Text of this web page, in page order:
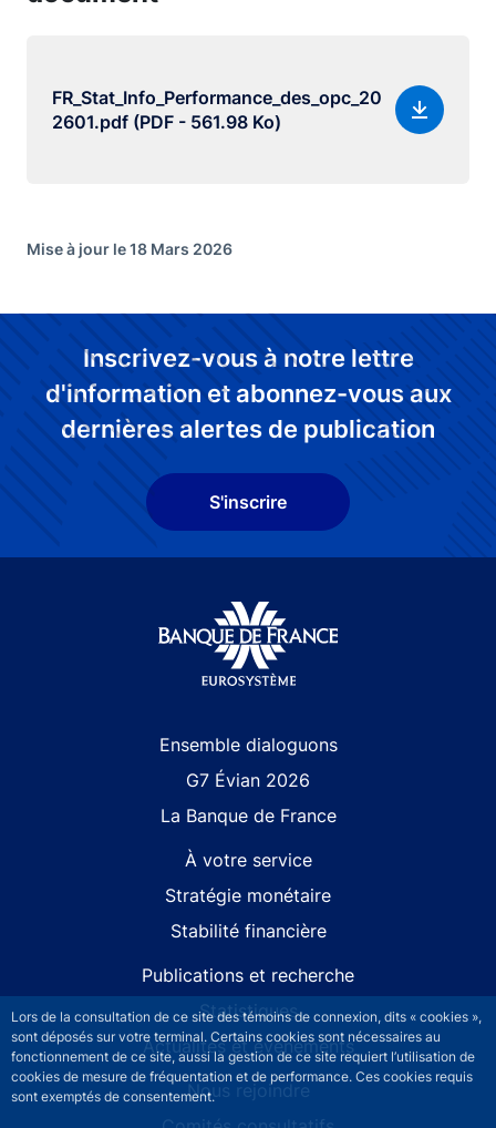
Lors de la consultation de ce site des témoins de connexion, dits « cookies »,
sont déposés sur votre terminal. Certains cookies sont nécessaires au
fonctionnement de ce site, aussi la gestion de ce site requiert l’utilisation de
cookies de mesure de fréquentation et de performance. Ces cookies requis
sont exemptés de consentement.
FR_Stat_Info_Performance_des_opc_20
2601.pdf (PDF - 561.98 Ko)
Mise à jour le 18 Mars 2026
Inscrivez-vous à notre lettre
d'information et abonnez-vous aux
dernières alertes de publication
S'inscrire
Ensemble dialoguons
G7 Évian 2026
La Banque de France
À votre service
Stratégie monétaire
Stabilité financière
Publications et recherche
Statistiques
Actualités et événements
Nous rejoindre